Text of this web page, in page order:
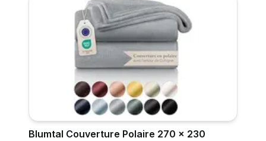
Blumtal Couverture Polaire 270 x 230